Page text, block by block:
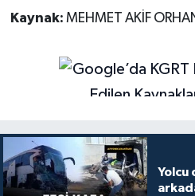
Kaynak: MEHMET AKİF
Yolcu